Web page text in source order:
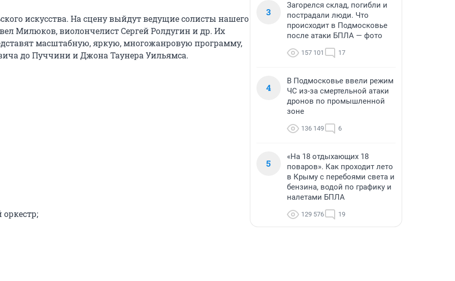
искусства. На сцену выйдут ведущие солисты нашего
Милюков, виолончелист Сергей Ролдугин и др. Их
масштабную, яркую, многожанровую программу,
до Пуччини и Джона Таунера Уильямса.
3
Загорелся склад, погибли и
пострадали люди. Что
происходит в Подмосковье
после атаки БПЛА — фото
157 101 17
4
В Подмосковье ввели режим
ЧС из-за смертельной атаки
дронов по промышленной
зоне
136 149 6
5
«На 18 отдыхающих 18
поваров». Как проходит лето
в Крыму с перебоями света и
бензина, водой по графику и
налетами БПЛА
129 576 19